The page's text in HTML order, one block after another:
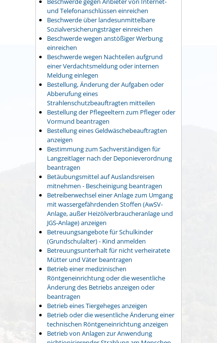
und Telefonanschlüssen einreichen
Beschwerde über landesunmittelbare
Sozialversicherungsträger einreichen
Beschwerde wegen anstößiger Werbung
einreichen
Beschwerde wegen Nachteilen aufgrund
einer Verdachtsmeldung oder internen
Meldung einlegen
Bestellung, Änderung der Aufgaben oder
Abberufung eines
Strahlenschutzbeauftragten mitteilen
Bestellung der Pflegeeltern zum Pfleger oder
Vormund beantragen
Bestellung eines Geldwäschebeauftragten
anzeigen
Bestimmung zum Sachverständigen für
Langzeitlager nach der Deponieverordnung
beantragen
Betäubungsmittel auf Auslandsreisen
mitnehmen - Bescheinigung beantragen
Betreiberwechsel einer Anlage zum Umgang
mit wassergefährdenden Stoffen (AwSV-
Anlage, außer Heizölverbraucheranlage und
JGS-Anlage) anzeigen
Betreuungsangebote für Schulkinder
(Grundschulalter) - Kind anmelden
Betreuungsunterhalt für nicht verheiratete
Mütter und Väter beantragen
Betrieb einer medizinischen
Röntgeneinrichtung oder die wesentliche
Änderung des Betriebs anzeigen oder
beantragen
Betrieb eines Tiergeheges anzeigen
Betrieb oder die wesentliche Änderung einer
technischen Röntgeneinrichtung anzeigen
Betrieb von Anlagen zur Anwendung